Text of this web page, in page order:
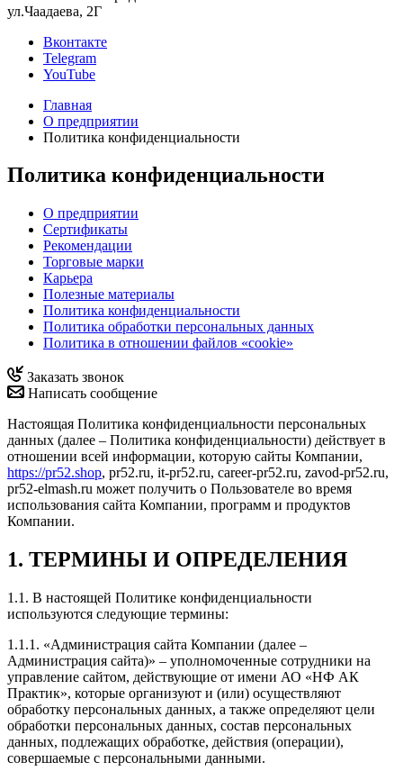
ул.Чаадаева, 2Г
Вконтакте
Telegram
YouTube
Главная
О предприятии
Политика конфиденциальности
Политика конфиденциальности
О предприятии
Сертификаты
Рекомендации
Торговые марки
Карьера
Полезные материалы
Политика конфиденциальности
Политика обработки персональных данных
Политика в отношении файлов «cookie»
Заказать звонок
Написать сообщение
Настоящая Политика конфиденциальности персональных
данных (далее – Политика конфиденциальности) действует в
отношении всей информации, которую сайты Компании,
https://pr52.shop, pr52.ru, it-pr52.ru, career-pr52.ru, zavod-pr52.ru,
pr52-elmash.ru может получить о Пользователе во время
использования сайта Компании, программ и продуктов
Компании.
1. ТЕРМИНЫ И ОПРЕДЕЛЕНИЯ
1.1. В настоящей Политике конфиденциальности
используются следующие термины:
1.1.1. «Администрация сайта Компании (далее –
Администрация сайта)» – уполномоченные сотрудники на
управление сайтом, действующие от имени АО «НФ АК
Практик», которые организуют и (или) осуществляют
обработку персональных данных, а также определяют цели
обработки персональных данных, состав персональных
данных, подлежащих обработке, действия (операции),
совершаемые с персональными данными.